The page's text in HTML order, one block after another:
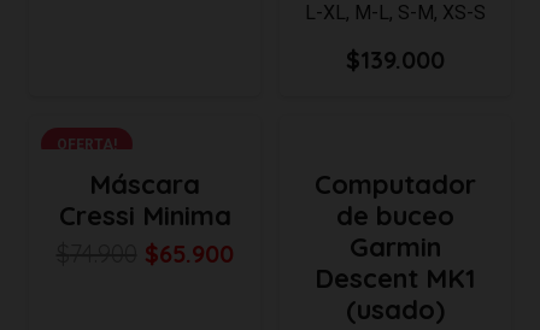
L-XL, M-L, S-M , XS-S
$139.000
OFERTA!
Máscara
Cressi Minima
El
$65.900El
Computador
de buceo
Garmin
Descent MK1
(usado)